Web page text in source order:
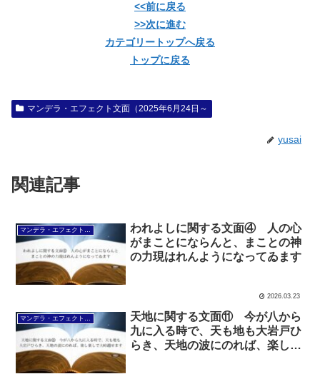
<<前に戻る
>>次に進む
カテゴリートップへ戻る
トップに戻る
マンデラ・エフェクト文面（2025年6月24日～
yusai
関連記事
マンデラ・エフェクト文面（2025年6月24日～
われよしに関する文面④ 人の心
がまことにならんと、まことの神
の力現はれんようになってゐます
2026.03.23
マンデラ・エフェクト文面（2025年6月24日～
天地に関する文面⑪ 今が八から
九に入る時で、天も地も大岩戸ひ
らき、天地の波にのれば、楽し楽